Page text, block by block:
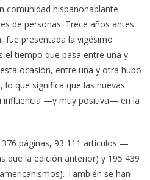
comunidad hispanohablante
de personas. Trece años antes
presentada la vigésimo
el tiempo que pasa entre una y
ocasión, entre una y otra hubo
lo que significa que las nuevas
influencia —y muy positiva— en la
páginas, 93 111 artículos —
que la edición anterior) y 195 439
También se han